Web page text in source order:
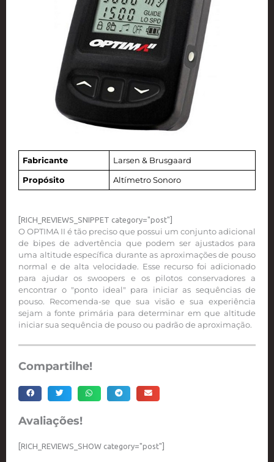
Fabricante Larsen & Brusgaard
Propósito Altímetro Sonoro
[RICH_REVIEWS_SNIPPET category="post"]
O OPTIMA II é tão preciso que possui um conjunto adicional
de bipes de advertência que podem ser ajustados para
uma altitude específica durante as aproximações de pouso
normal e de alta velocidade. Esse recurso foi adicionado
para ajudar os swoopers e os pilotos conservadores a
encontrar o "ponto ideal" para iniciar as sequências de
pouso. Recomenda-se que sua visão e sua experiência
sejam a fonte primária para determinar em que altitude
iniciar sua sequência de pouso ou padrão de aproximação.
Compartilhe!
Avaliações!
[RICH_REVIEWS_SHOW category="post"]